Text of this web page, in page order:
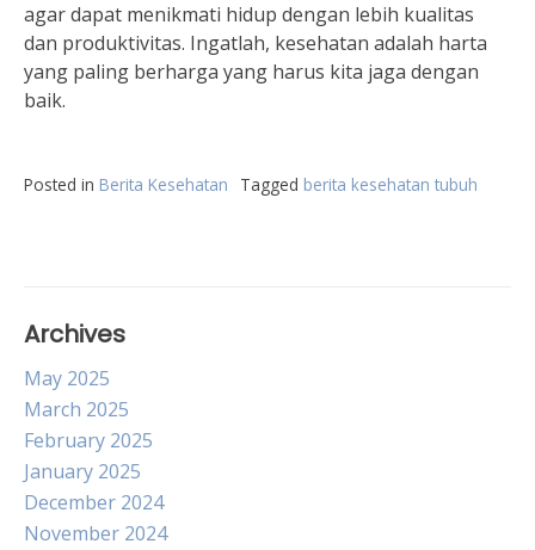
agar dapat menikmati hidup dengan lebih kualitas
dan produktivitas. Ingatlah, kesehatan adalah harta
yang paling berharga yang harus kita jaga dengan
baik.
Posted in Berita Kesehatan Tagged berita kesehatan tubuh
Archives
May 2025
March 2025
February 2025
January 2025
December 2024
November 2024